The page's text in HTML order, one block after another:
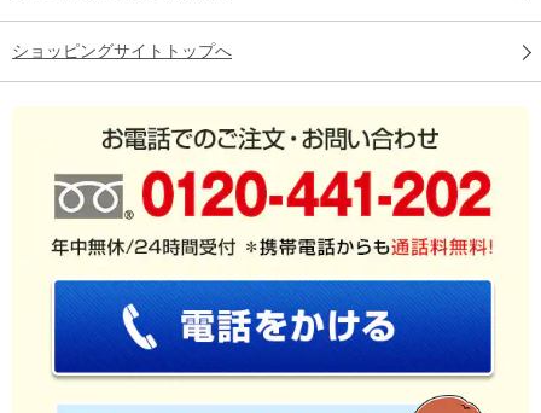
ショッピングサイトトップへ